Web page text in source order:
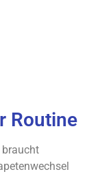
Routine
braucht